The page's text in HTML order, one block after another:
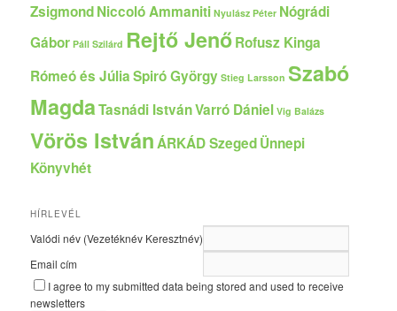
ZsigmondNiccoló Ammaniti Nyulász Péter Nógrádi
Gábor Páll Szilárd Rejtő JenőRofusz Kinga
Rómeó és JúliaSpiró György Stieg Larsson Szabó
MagdaTasnádi IstvánVarró Dániel Vig Balázs
Vörös IstvánÁRKÁD SzegedÜnnepi
Könyvhét
HÍRLEVÉL
Valódi név (Vezetéknév Keresztnév)
Email cím
I agree to my submitted data being stored and used to receive
newsletters